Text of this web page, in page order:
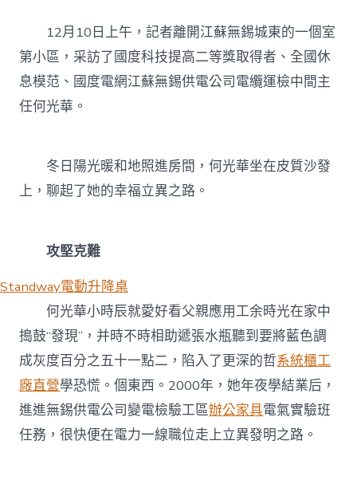
12月10日上午，記者離開江蘇無錫城東的一個室
第小區，采訪了國度科技提高二等獎取得者、全國休
息模范、國度電網江蘇無錫供電公司電纜運檢中間主
任何光華。
冬日陽光暖和地照進房間，何光華坐在皮質沙發
上，聊起了她的幸福立異之路。
攻堅克難
Standway電動升降桌
何光華小時辰就愛好看父親應用工余時光在家中
搗鼓“發現”，并時不時相助遞張水瓶聽到要將藍色調
成灰度百分之五十一點二，陷入了更深的哲系統櫃工
廠直營學恐慌。個東西。2000年，她年夜學結業后，
進進無錫供電公司變電檢驗工區辦公家具電氣實驗班
任務，很快便在電力一線職位走上立異發明之路。